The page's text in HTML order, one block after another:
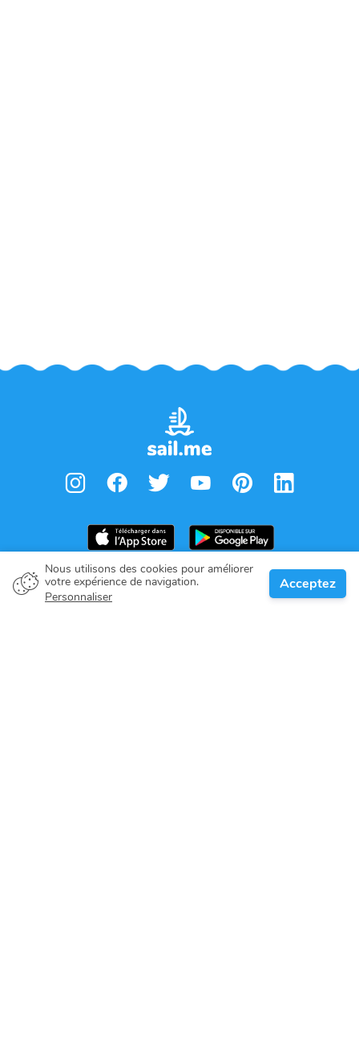
Nous utilisons des cookies pour améliorer
votre expérience de navigation.
Personnaliser
Acceptez